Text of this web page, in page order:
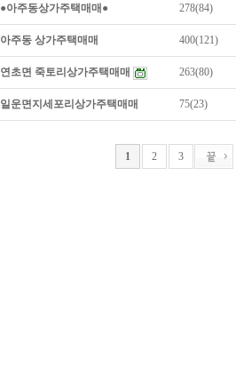
●아주동상가주택매매● 278(84)
아주동 상가주택매매 400(121)
연초면 죽토리상가주택매매 263(80)
일운면지세포리상가주택매매 75(23)
1 2 3